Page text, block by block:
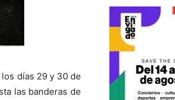
días 29 y 30 de
las banderas de